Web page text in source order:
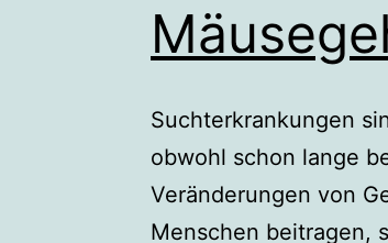
Suchterkrankungen
obwohl schon lange
Veränderungen von
Menschen beitragen,